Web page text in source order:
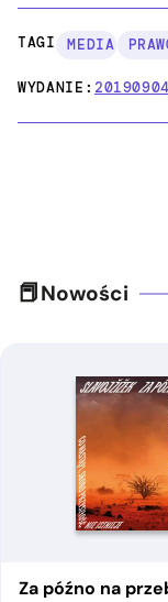
TAGI: MEDIA
WYDANIE:20190904
Nowości
Za późno na